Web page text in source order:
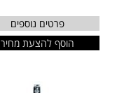
פרטים נוספים
הוסף להצעת מחיר